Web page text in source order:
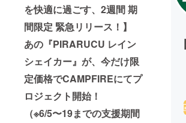
を快適に過ごす、2週間 期
間限定 緊急リリース！】
あの『PIRARUCU レイン
シェイカー』が、今だけ限
定価格でCAMPFIREにてプ
ロジェクト開始！
（※6/5〜19までの支援期間